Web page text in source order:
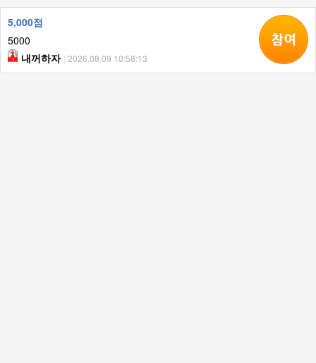
5,000점
5000
내꺼하자 | 2026.08.09 10:58:13